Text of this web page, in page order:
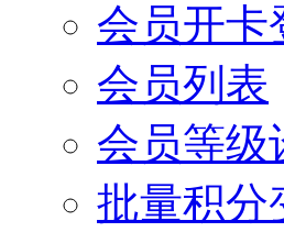
会员开卡
会员列表
会员等级
批量积分